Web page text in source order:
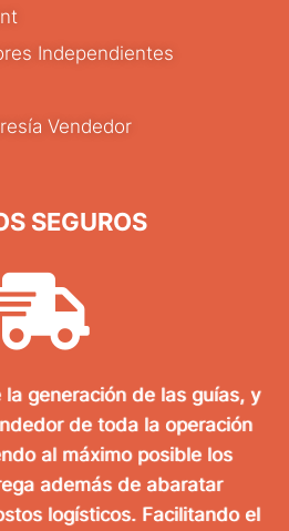
Independientes
Vendedor
SEGUROS
generación de las guías, y
de toda la operación
al máximo posible los
además de abaratar
logísticos. Facilitando el